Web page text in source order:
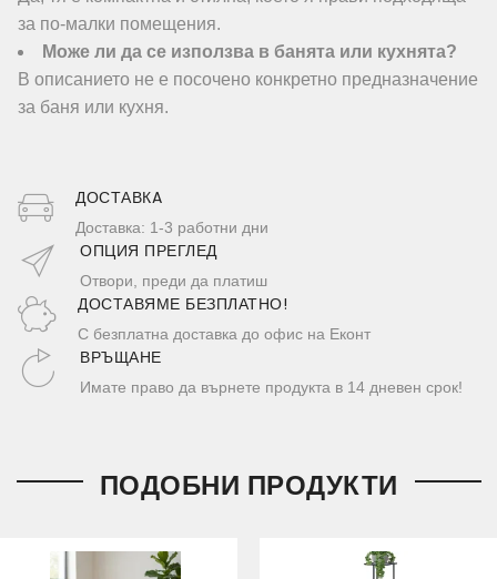
за по-малки помещения.
Може ли да се използва в банята или кухнята?
В описанието не е посочено конкретно предназначение
за баня или кухня.
ДОСТАВКA
Доставка: 1-3 работни дни
ОПЦИЯ ПРЕГЛЕД
Отвори, преди да платиш
ДОСТАВЯМЕ БЕЗПЛАТНО!
С безплатна доставка до офис на Еконт
ВРЪЩАНЕ
Имате право да върнете продукта в 14 дневен срок!
ПОДОБНИ ПРОДУКТИ